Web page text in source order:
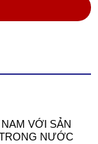
VỚI SẢN
NƯỚC